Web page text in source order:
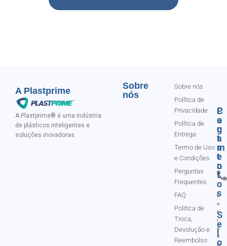
A Plastprime
A Plastprime® é uma indústria
de plásticos inteligentes e
soluções inovadoras.
Sobre
nós
Sobre nós
Política de
Privacidade
Política de
Entrega
Termo de Uso
e Condições
Perguntas
Frequentes
FAQ
Politica de
Troca,
Devolução e
Reembolso
C
o
n
t
a
t
o
E
n
t
r
e
e
m
P
a
g
a
m
e
n
t
o
s
S
e
l
o